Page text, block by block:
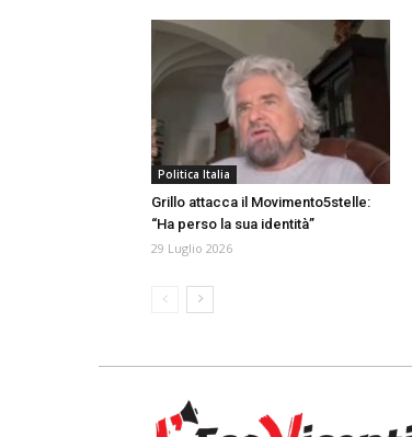
Politica Italia
Grillo attacca il Movimento5stelle:
“Ha perso la sua identità”
29 Luglio 2026